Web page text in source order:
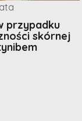
przypadku
skórnej